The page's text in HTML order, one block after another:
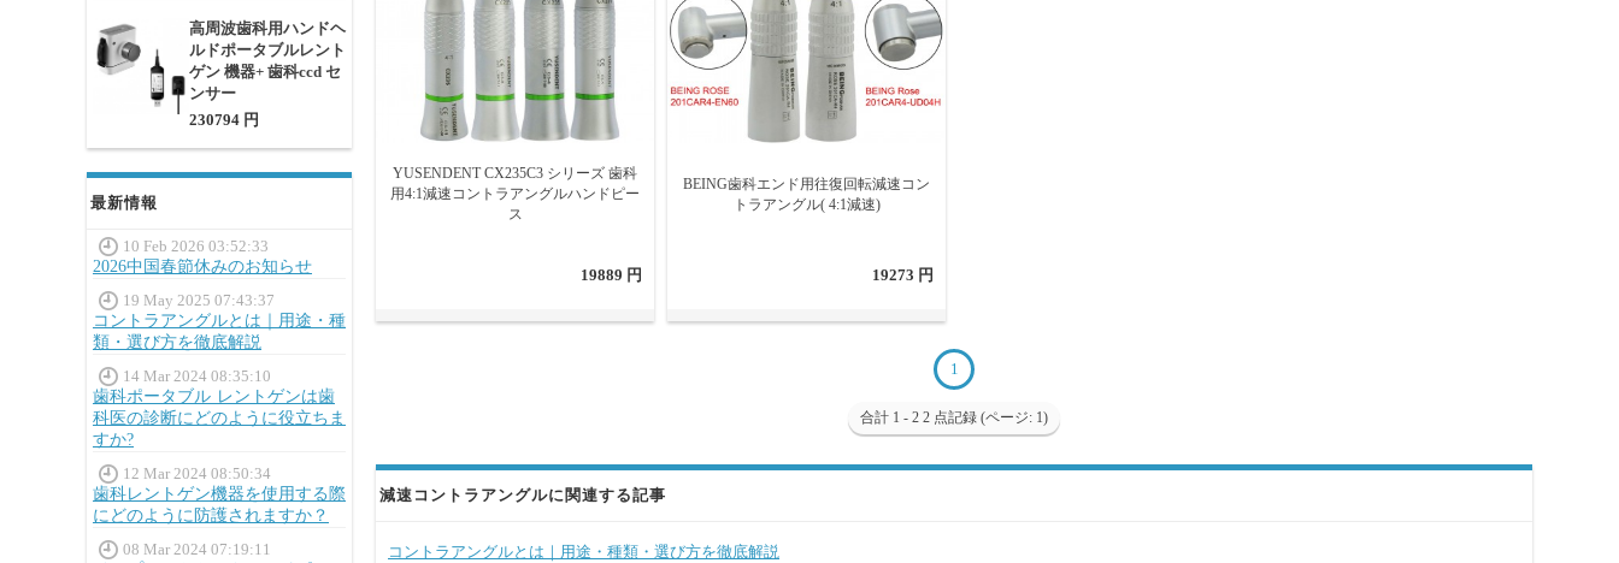
高周波歯科用ハンドヘ
ルドポータブルレント
ゲン 機器+ 歯科ccd セ
ンサー
230794 円
最新情報
10 Feb 2026 03:52:33
2026中国春節休みのお知らせ
19 May 2025 07:43:37
コントラアングルとは｜用途・種
類・選び方を徹底解説
14 Mar 2024 08:35:10
歯科ポータブル レントゲンは歯
科医の診断にどのように役立ちま
すか?
12 Mar 2024 08:50:34
歯科レントゲン機器を使用する際
にどのように防護されますか？
08 Mar 2024 07:19:11
より快適に行えます。
YUSENDENT CX235C3 シリーズ 歯科
用4:1減速コントラアングルハンドピー
ス
19889 円
BEING歯科エンド用往復回転減速コン
トラアングル( 4:1減速)
19273 円
1
合計 1 - 2 2 点記録 (ページ: 1)
減速コントラアングルに関連する記事
コントラアングルとは｜用途・種類・選び方を徹底解説